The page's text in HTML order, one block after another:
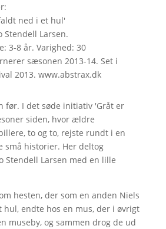
ned i et hul'
Stendell Larsen.
3-8 år. Varighed: 30
sæsonen 2013-14. Set i
2013. www.abstrax.dk
før. I det søde initiativ 'Gråt er
siden, hvor ældre
to og to, rejste rundt i en
små historier. Her deltog
Stendell Larsen med en lille
hesten, der som en anden Niels
endte hos en mus, der i øvrigt
museby, og sammen drog de ud